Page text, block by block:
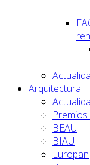
Arquitectura
BEAU
BIAU
Europan